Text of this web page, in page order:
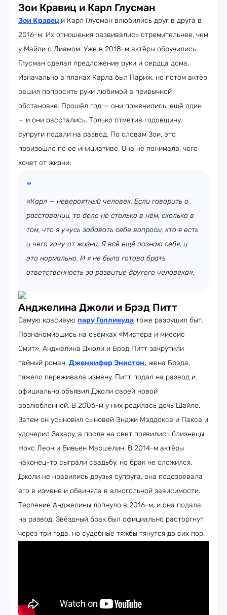
Зои Кравиц и Карл Глусман
Зои Кравец и Карл Глусман влюбились друг в друга в
2016-м. Их отношения развивались стремительнее, чем
у Майли с Лиамом. Уже в 2018-м актёры обручились.
Глусман сделал предложение руки и сердца дома.
Изначально в планах Карла был Париж, но потом актёр
решил попросить руки любимой в привычной
обстановке. Прошёл год — они поженились, ещё один
— и они расстались. Только отметив годовщину,
супруги подали на развод. По словам Зои, это
произошло по её инициативе. Она не понимала, чего
хочет от жизни:
«Карл — невероятный человек. Если говорить о
расставании, то дело не столько в нём, сколько в
том, что я учусь задавать себе вопросы, кто я есть
и чего хочу от жизни. Я всё ещё познаю себя, и
это нормально. И я не была готова брать
ответственность за развитие другого человека».
Анджелина Джоли и Брэд Питт
Самую красивую пару Голливуда тоже разрушил быт.
Познакомившись на съёмках «Мистера и миссис
Смит», Анджелина Джоли и Брэд Питт закрутили
тайный роман. Дженнифер Энистон, жена Брэда,
тяжело переживала измену. Питт подал на развод и
официально объявил Джоли своей новой
возлюбленной. В 2006-м у них родилась дочь Шайло.
Затем он усыновил сыновей Энджи Мэддокса и Пакса и
удочерил Захару, а после на свет появились близнецы
Нокс Леон и Вивьен Маршелин. В 2014-м актёры
наконец-то сыграли свадьбу, но брак не сложился.
Джоли не нравились друзья супруга, она подозревала
его в измене и обвиняла в алкогольной зависимости.
Терпение Анджелины лопнуло в 2016-м, и она подала
на развод. Звёздный брак был официально расторгнут
через три года, но судебные тяжбы тянутся до сих пор.